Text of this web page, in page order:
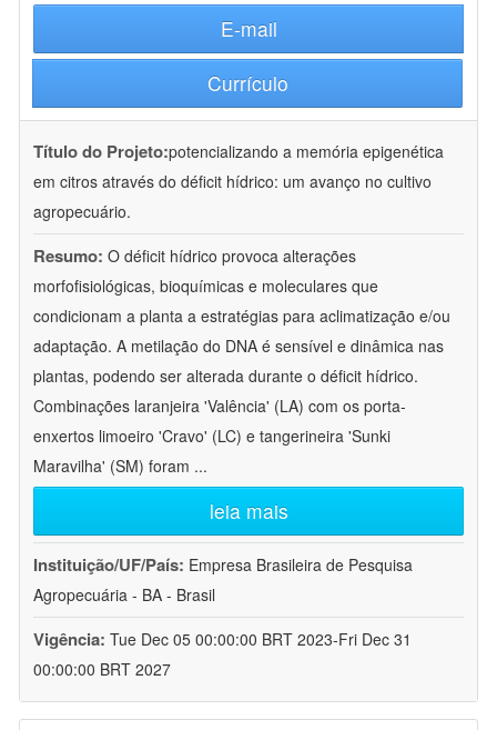
E-mail
Currículo
Título do Projeto:potencializando a memória epigenética
em citros através do déficit hídrico: um avanço no cultivo
agropecuário.
Resumo: O déficit hídrico provoca alterações
morfofisiológicas, bioquímicas e moleculares que
condicionam a planta a estratégias para aclimatização e/ou
adaptação. A metilação do DNA é sensível e dinâmica nas
plantas, podendo ser alterada durante o déficit hídrico.
Combinações laranjeira 'Valência' (LA) com os porta-
enxertos limoeiro 'Cravo' (LC) e tangerineira 'Sunki
Maravilha' (SM) foram ...
leia mais
Instituição/UF/País: Empresa Brasileira de Pesquisa
Agropecuária - BA - Brasil
Vigência: Tue Dec 05 00:00:00 BRT 2023-Fri Dec 31
00:00:00 BRT 2027